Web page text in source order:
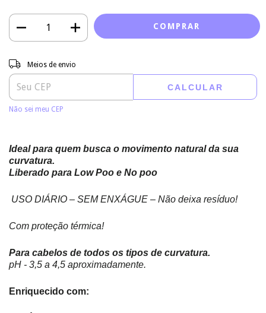
Entregas para o CEP:
Meios de envio
CALCULAR
Não sei meu CEP
Ideal para quem busca o movimento natural da sua
curvatura.
Liberado para Low Poo e No poo
USO DIÁRIO – SEM ENXÁGUE – Não deixa resíduo!
Com proteção térmica!
Para cabelos de todos os tipos de curvatura.
pH - 3,5 a 4,5 aproximadamente.
Enriquecido com: